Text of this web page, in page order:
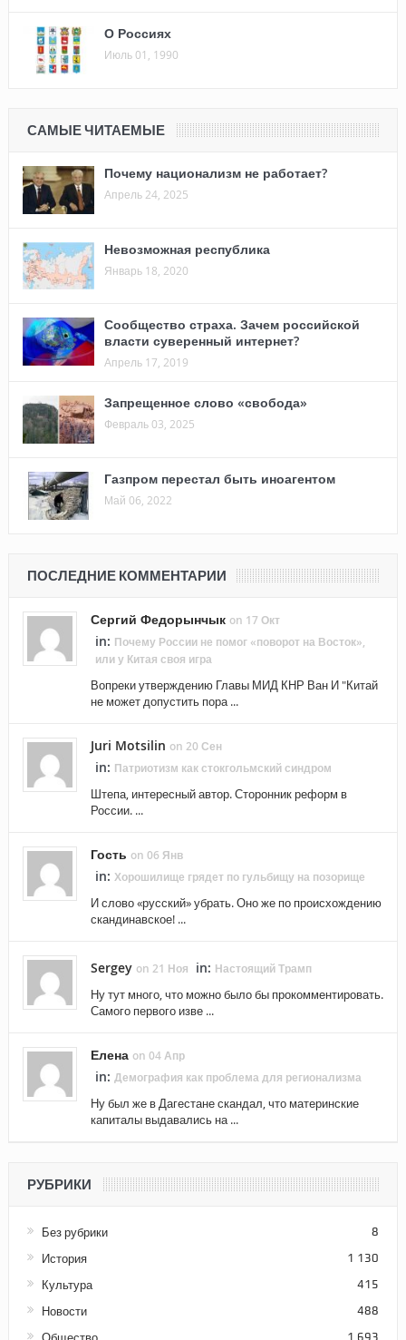
О Россиях
Июль 01, 1990
САМЫЕ ЧИТАЕМЫЕ
Почему национализм не работает?
Апрель 24, 2025
Невозможная республика
Январь 18, 2020
Сообщество страха. Зачем российской
власти суверенный интернет?
Апрель 17, 2019
Запрещенное слово «свобода»
Февраль 03, 2025
Газпром перестал быть иноагентом
Май 06, 2022
ПОСЛЕДНИЕ КОММЕНТАРИИ
Сергий Федорынчык on 17 Окт
in: Почему России не помог «поворот на Восток»,
или у Китая своя игра
Вопреки утверждению Главы МИД КНР Ван И "Китай
не может допустить пора ...
Juri Motsilin on 20 Сен
in: Патриотизм как стокгольмский синдром
Штепа, интересный автор. Сторонник реформ в
России. ...
Гость on 06 Янв
in: Хорошилище грядет по гульбищу на позорище
И слово «русский» убрать. Оно же по происхождению
скандинавское! ...
Sergey on 21 Ноя in: Настоящий Трамп
Ну тут много, что можно было бы прокомментировать.
Самого первого изве ...
Елена on 04 Апр
in: Демография как проблема для регионализма
Ну был же в Дагестане скандал, что материнские
капиталы выдавались на ...
РУБРИКИ
Без рубрики 8
История 1 130
Культура 415
Новости 488
1 693